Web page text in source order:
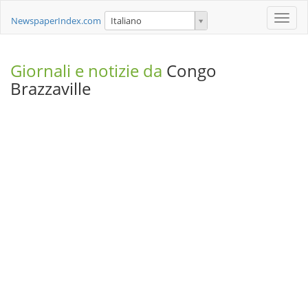
Toggle
NewspaperIndex.com Italiano
Giornali e notizie da Congo
Brazzaville